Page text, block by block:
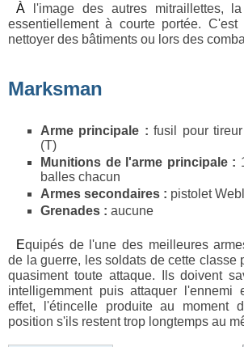
À l'image des autres mitraillettes, la Sten est efficace
essentiellement à courte portée.
nettoyer des bâtiments ou lors des
Marksman
Arme principale : fusil pour
(T)
Munitions de l'arme principale :
balles chacun
Armes secondaires : pistolet
Grenades : aucune
Equipés de l'une des meilleures armes pour tireur d'élite
de la guerre, les soldats de cette classe
quasiment toute attaque. Ils doivent
intelligemment puis attaquer l'ennemi
effet, l'étincelle produite au moment
position s'ils restent trop longtemps au